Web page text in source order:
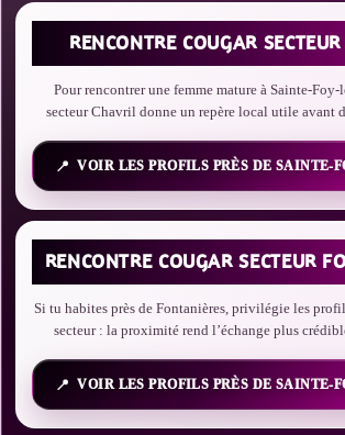
RENCONTRE COUGAR
Pour rencontrer une femme mature à Sainte-Foy-
secteur Chavril donne un repère local utile avant
VOIR LES PROFILS PRÈS DE SAINTE-
RENCONTRE COUGAR SECTEUR
Si tu habites près de Fontanières, privilégie les
secteur : la proximité rend l’échange plus
VOIR LES PROFILS PRÈS DE SAINTE-